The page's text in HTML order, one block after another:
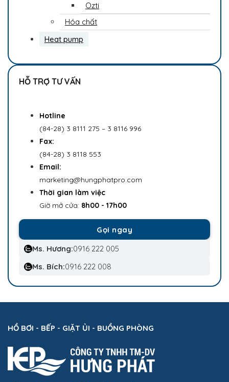
Ozti
Hóa chất
Heat pump
HỖ TRỢ TƯ VẤN
Hotline
(84-28) 3 8111 275 – 3 8116 996
Fax:
(84-28) 3 8118 553
Email:
marketing@hungphatpro.com
Thời gian làm việc
Giờ mở cửa: 8h00 - 17h00
Gọi ngay
Ms. Hương:0916 222 005
Ms. Bích:0916 222 008
HỒ BƠI - BẾP - GIẶT ỦI - BUỒNG PHÒNG